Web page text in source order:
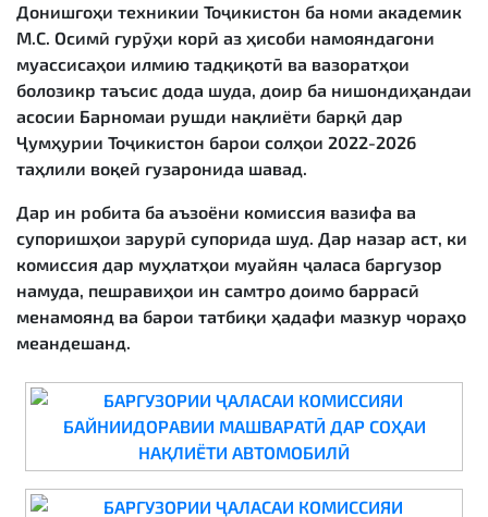
Донишгоҳи техникии Тоҷикистон ба номи академик
М.С. Осимӣ гурӯҳи корӣ аз ҳисоби намояндагони
муассисаҳои илмию тадқиқотӣ ва вазоратҳои
болозикр таъсис дода шуда, доир ба нишондиҳандаи
асосии Барномаи рушди нақлиёти барқӣ дар
Ҷумҳурии Тоҷикистон барои солҳои 2022-2026
таҳлили воқеӣ гузаронида шавад.
Дар ин робита ба аъзоёни комиссия вазифа ва
супоришҳои зарурӣ супорида шуд. Дар назар аст, ки
комиссия дар муҳлатҳои муайян ҷаласа баргузор
намуда, пешравиҳои ин самтро доимо баррасӣ
менамоянд ва барои татбиқи ҳадафи мазкур чораҳо
меандешанд.